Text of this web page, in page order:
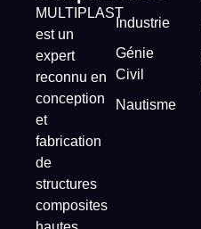
MULTIPLAST
est un
expert
reconnu en
conception
et
fabrication
de
structures
composites
Industrie
Génie
Civil
Nautisme